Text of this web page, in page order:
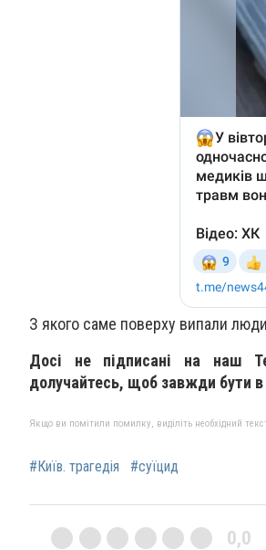
З якого саме поверху випали
Досі не підписані на наш
долучайтесь, щоб завжди бути в
Якщо ви помітили помилку, виділіть необхідний
#Київ. трагедія #суїцид
0,0